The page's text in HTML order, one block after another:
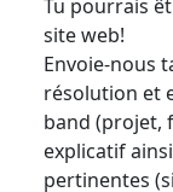
Tu pourrais
site web!
Envoie-nous
résolution et
band (projet,
explicatif
pertinentes